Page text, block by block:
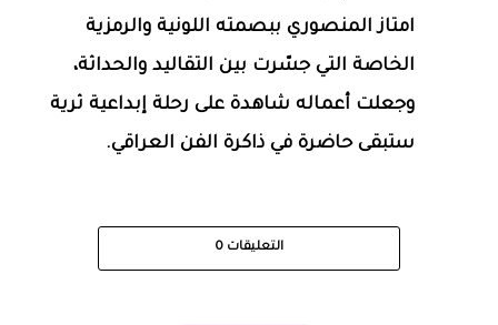
امتاز المنصوري ببصمته اللونية والرمزية
الخاصة التي جسّرت بين التقاليد والحداثة،
وجعلت أعماله شاهدة على رحلة إبداعية ثرية
ستبقى حاضرة في ذاكرة الفن العراقي.
التعليقات 0